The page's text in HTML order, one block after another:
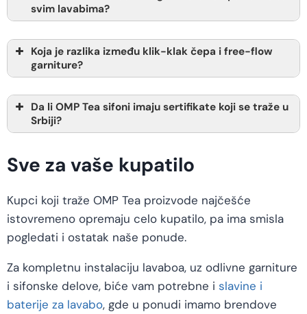
svim lavabima?
Koja je razlika između klik-klak čepa i free-flow
garniture?
Da li OMP Tea sifoni imaju sertifikate koji se traže u
Srbiji?
Sve za vaše kupatilo
Kupci koji traže OMP Tea proizvode najčešće
istovremeno opremaju celo kupatilo, pa ima smisla
pogledati i ostatak naše ponude.
Za kompletnu instalaciju lavaboa, uz odlivne garniture
i sifonske delove, biće vam potrebne i slavine i
baterije za lavabo, gde u ponudi imamo brendove